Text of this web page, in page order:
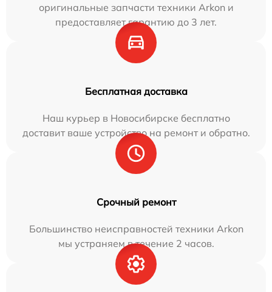
оригинальные запчасти техники Arkon и
предоставляет гарантию до 3 лет.
Бесплатная доставка
Наш курьер в Новосибирске бесплатно
доставит ваше устройство на ремонт и обратно.
Срочный ремонт
Большинство неисправностей техники Arkon
мы устраняем в течение 2 часов.